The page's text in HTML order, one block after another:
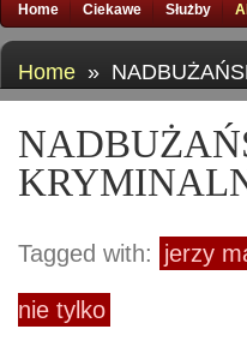
Home Ciekawe Służby
Home »
Tagged with: jerzy
nie tylko